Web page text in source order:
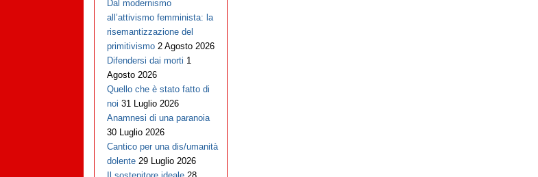
Dal modernismo
all’attivismo femminista: la
risemantizzazione del
primitivismo 2 Agosto 2026
Difendersi dai morti 1
Agosto 2026
Quello che è stato fatto di
noi 31 Luglio 2026
Anamnesi di una paranoia
30 Luglio 2026
Cantico per una dis/umanità
dolente 29 Luglio 2026